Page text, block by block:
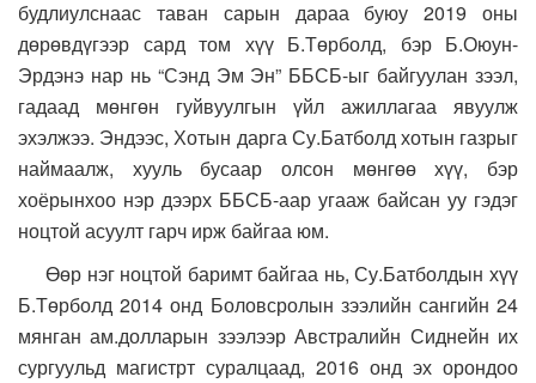
будлиулснаас таван сарын дараа буюу 2019 оны
дөрөвдүгээр сард том хүү Б.Төрболд, бэр Б.Оюун-
Эрдэнэ нар нь “Сэнд Эм Эн” ББСБ-ыг байгуулан зээл,
гадаад мөнгөн гуйвуулгын үйл ажиллагаа явуулж
эхэлжээ. Эндээс, Хотын дарга Су.Батболд хотын газрыг
наймаалж, хууль бусаар олсон мөнгөө хүү, бэр
хоёрынхоо нэр дээрх ББСБ-аар угааж байсан уу гэдэг
ноцтой асуулт гарч ирж байгаа юм.
Өөр нэг ноцтой баримт байгаа нь, Су.Батболдын хүү
Б.Төрболд 2014 онд Боловсролын зээлийн сангийн 24
мянган ам.долларын зээлээр Австралийн Сиднейн их
сургуульд магистрт суралцаад, 2016 онд эх орондоо